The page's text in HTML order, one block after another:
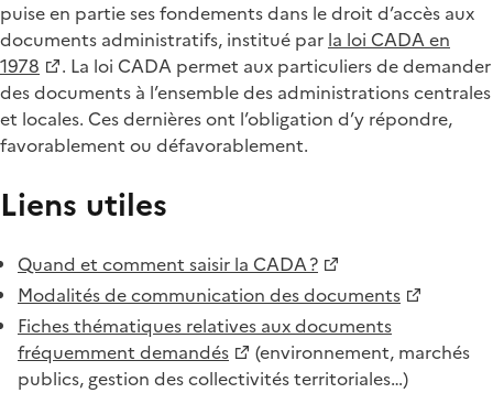
puise en partie ses fondements dans le droit d’accès aux
documents administratifs, institué par la loi CADA en
1978
. La loi CADA permet aux particuliers de demander
des documents à l’ensemble des administrations centrales
et locales. Ces dernières ont l’obligation d’y répondre,
favorablement ou défavorablement.
Liens utiles
Quand et comment saisir la CADA ?
Modalités de communication des documents
Fiches thématiques relatives aux documents
fréquemment demandés
(environnement, marchés
publics, gestion des collectivités territoriales…)